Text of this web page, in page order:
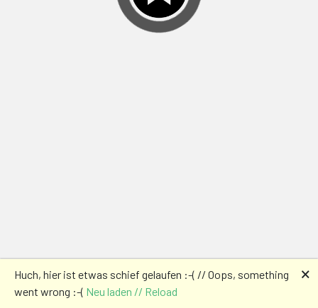
Huch, hier ist etwas schief gelaufen :-( // Oops, something
went wrong :-( Neu laden // Reload
🗙